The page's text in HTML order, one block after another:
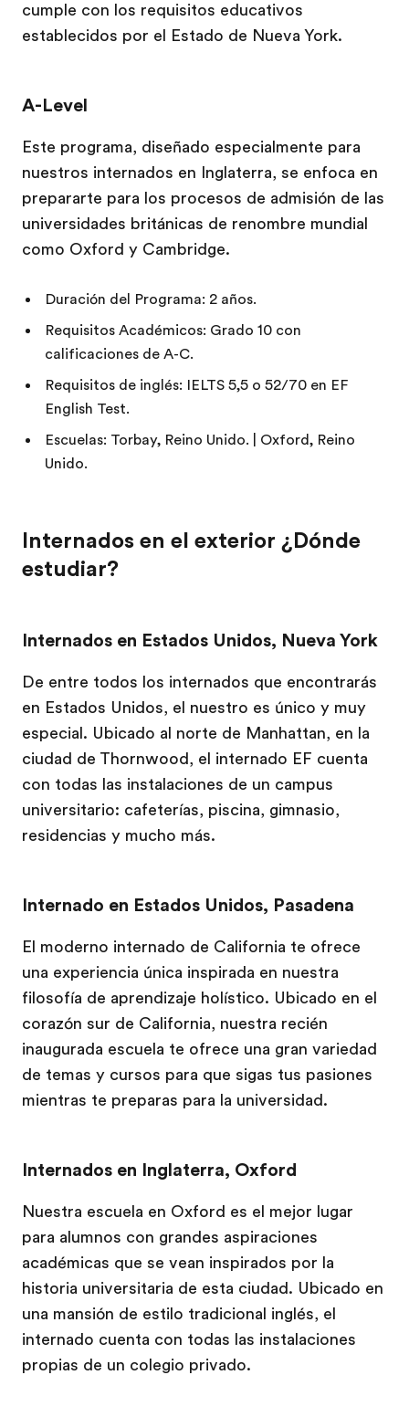
cumple con los requisitos educativos
establecidos por el Estado de Nueva York.
A-Level
Este programa, diseñado especialmente para
nuestros internados en Inglaterra, se enfoca en
prepararte para los procesos de admisión de las
universidades británicas de renombre mundial
como Oxford y Cambridge.
Duración del Programa: 2 años.
Requisitos Académicos: Grado 10 con
calificaciones de A-C.
Requisitos de inglés: IELTS 5,5 o 52/70 en EF
English Test.
Escuelas: Torbay, Reino Unido. | Oxford, Reino
Unido.
Internados en el exterior ¿Dónde
estudiar?
Internados en Estados Unidos, Nueva York
De entre todos los internados que encontrarás
en Estados Unidos, el nuestro es único y muy
especial. Ubicado al norte de Manhattan, en la
ciudad de Thornwood, el internado EF cuenta
con todas las instalaciones de un campus
universitario: cafeterías, piscina, gimnasio,
residencias y mucho más.
Internado en Estados Unidos, Pasadena
El moderno internado de California te ofrece
una experiencia única inspirada en nuestra
filosofía de aprendizaje holístico. Ubicado en el
corazón sur de California, nuestra recién
inaugurada escuela te ofrece una gran variedad
de temas y cursos para que sigas tus pasiones
mientras te preparas para la universidad.
Internados en Inglaterra, Oxford
Nuestra escuela en Oxford es el mejor lugar
para alumnos con grandes aspiraciones
académicas que se vean inspirados por la
historia universitaria de esta ciudad. Ubicado en
una mansión de estilo tradicional inglés, el
internado cuenta con todas las instalaciones
propias de un colegio privado.